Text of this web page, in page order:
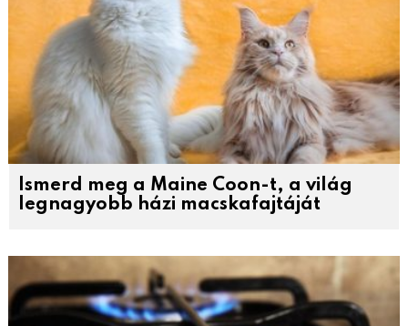
Ismerd meg a Maine Coon-t, a világ
legnagyobb házi macskafajtáját